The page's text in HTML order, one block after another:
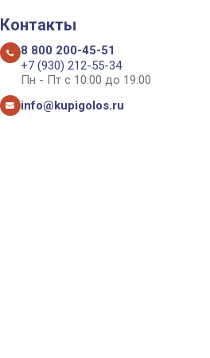
Контакты
8 800 200-45-51
+7 (930) 212-55-34
Пн - Пт с 10:00 до 19:00
info@kupigolos.ru